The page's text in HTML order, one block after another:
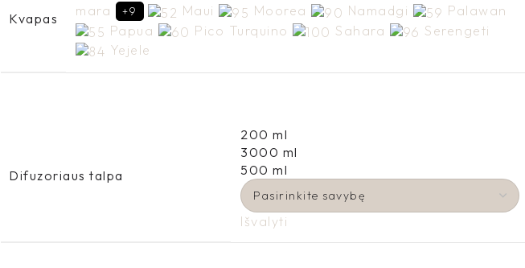
Kvapas
mara
+9 Maui Moorea Namadgi
Palawan
Papua
Pico Turquino Sahara
Serengeti
Yejele
Difuzoriaus talpa
200 ml
3000 ml
500 ml
Išvalyti